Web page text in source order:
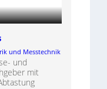
und Messtechnik
und
mit